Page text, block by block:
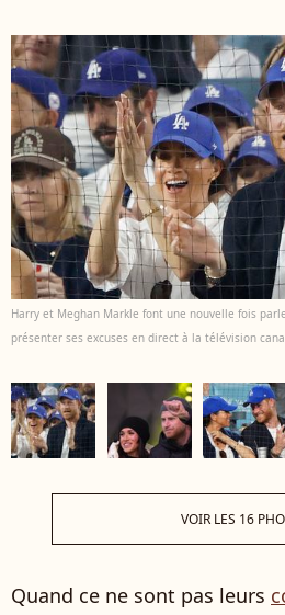
Harry et Meghan Markle font une nouvelle fois
présenter ses excuses en direct à la télévision
VOIR LES 16
Quand ce ne sont pas leurs